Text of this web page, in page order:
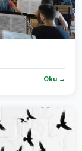
Oku →